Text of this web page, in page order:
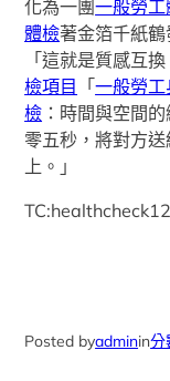
化為一團一般勞工
體檢著金箔千紙
「這就是質感互
檢項目 「一般勞
檢 ：時間與空間
零五秒，將對方
上。」
Posted byadminin分